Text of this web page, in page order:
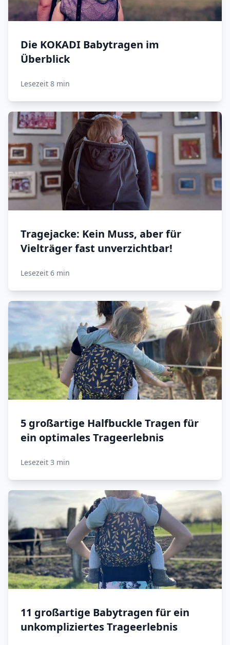
Die KOKADI Babytragen im
Überblick
Lesezeit 8 min
Tragejacke: Kein Muss, aber für
Vielträger fast unverzichtbar!
Lesezeit 6 min
5 großartige Halfbuckle Tragen für
ein optimales Trageerlebnis
Lesezeit 3 min
11 großartige Babytragen für ein
unkompliziertes Trageerlebnis